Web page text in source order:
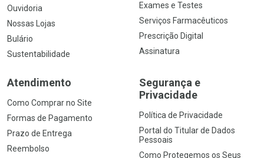
Ouvidoria
Nossas Lojas
Bulário
Sustentabilidade
Exames e Testes
Serviços Farmacêuticos
Prescrição Digital
Assinatura
Atendimento
Como Comprar no Site
Formas de Pagamento
Prazo de Entrega
Reembolso
Segurança e
Privacidade
Política de Privacidade
Portal do Titular de Dados
Pessoais
Como Protegemos os Seus